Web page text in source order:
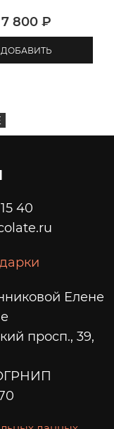
7 800 ₽
ДОБАВИТЬ
40
Елене
просп., 39,